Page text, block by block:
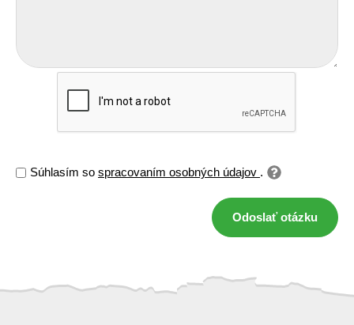
Súhlasím so spracovaním osobných údajov .
Odoslať otázku